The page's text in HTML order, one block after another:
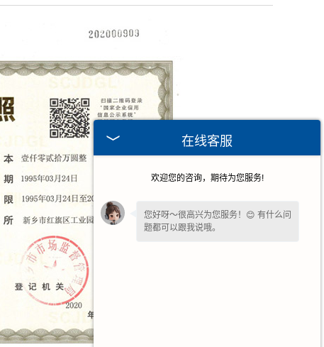
在线客服
欢迎您的咨询，期待为您服务!
您好呀～很高兴为您服务！😊 有什么问
题都可以跟我说哦。